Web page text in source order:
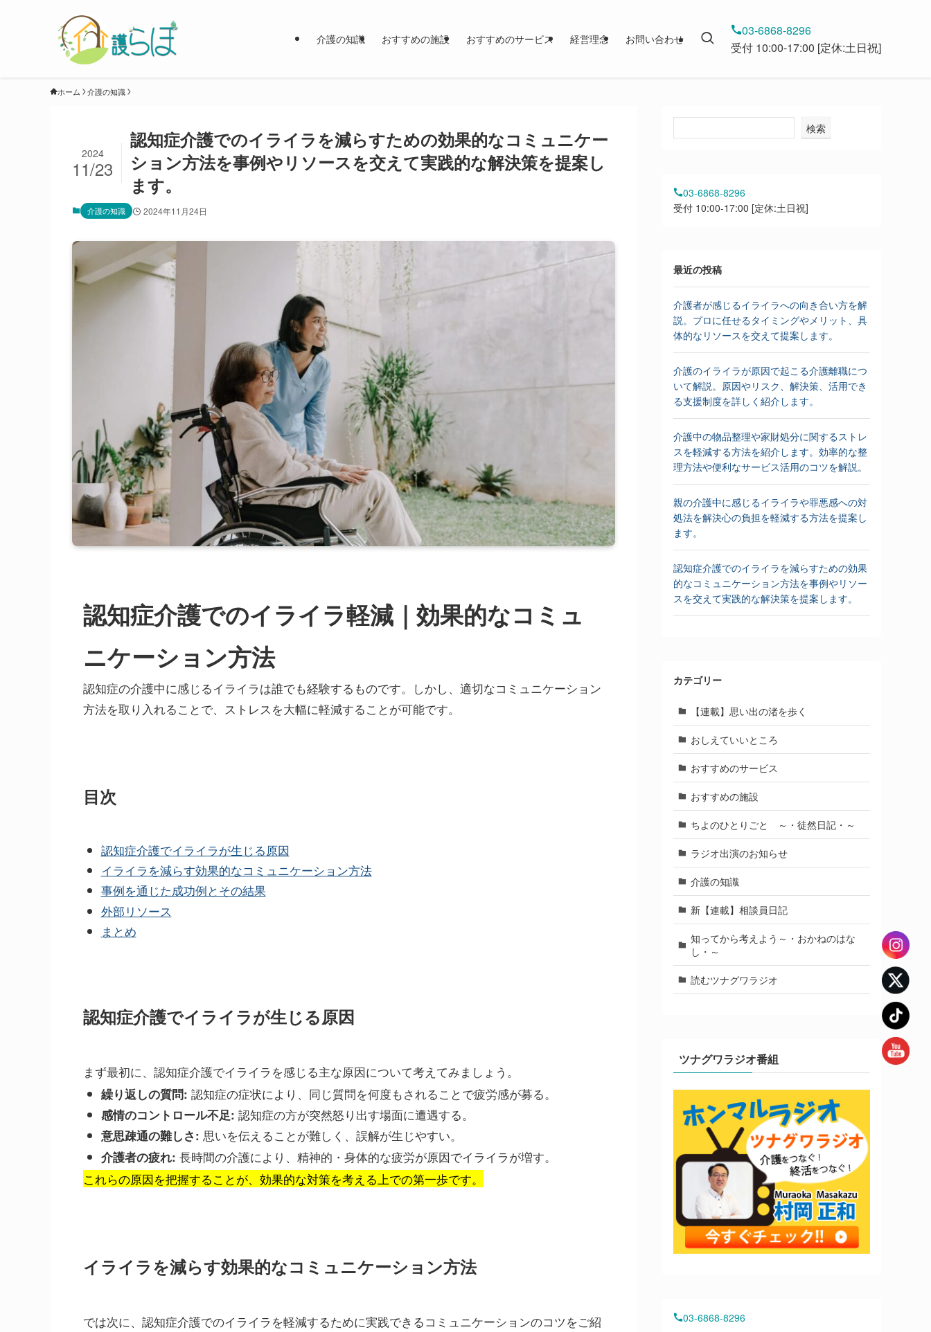
介護の知識 おすすめの施設 おすすめのサービス 経営理念 お問い合わせ
03-6868-8296
受付 10:00-17:00 [定休:土日祝]
ホーム 介護の知識
認知症介護でのイライラを減らすための効果的なコミュニケー
ション方法を事例やリソースを交えて実践的な解決策を提案し
ます。
2024
11/23
介護の知識 2024年11月24日
認知症介護でのイライラ軽減｜効果的なコミュ
ニケーション方法
認知症の介護中に感じるイライラは誰でも経験するものです。しかし、適切なコミュニケーション
方法を取り入れることで、ストレスを大幅に軽減することが可能です。
目次
認知症介護でイライラが生じる原因
イライラを減らす効果的なコミュニケーション方法
事例を通じた成功例とその結果
外部リソース
まとめ
認知症介護でイライラが生じる原因
まず最初に、認知症介護でイライラを感じる主な原因について考えてみましょう。
繰り返しの質問: 認知症の症状により、同じ質問を何度もされることで疲労感が募る。
感情のコントロール不足: 認知症の方が突然怒り出す場面に遭遇する。
意思疎通の難しさ: 思いを伝えることが難しく、誤解が生じやすい。
介護者の疲れ: 長時間の介護により、精神的・身体的な疲労が原因でイライラが増す。
これらの原因を把握することが、効果的な対策を考える上での第一歩です。
イライラを減らす効果的なコミュニケーション方法
では次に、認知症介護でのイライラを軽減するために実践できるコミュニケーションのコツをご紹
検索
03-6868-8296
受付 10:00-17:00 [定休:土日祝]
最近の投稿
介護者が感じるイライラへの向き合い方を解
説。プロに任せるタイミングやメリット、具
体的なリソースを交えて提案します。
介護のイライラが原因で起こる介護離職につ
いて解説。原因やリスク、解決策、活用でき
る支援制度を詳しく紹介します。
介護中の物品整理や家財処分に関するストレ
スを軽減する方法を紹介します。効率的な整
理方法や便利なサービス活用のコツを解説。
親の介護中に感じるイライラや罪悪感への対
処法を解決心の負担を軽減する方法を提案し
ます。
認知症介護でのイライラを減らすための効果
的なコミュニケーション方法を事例やリソー
スを交えて実践的な解決策を提案します。
カテゴリー
【連載】思い出の渚を歩く
おしえていいところ
おすすめのサービス
おすすめの施設
ちよのひとりごと ～・徒然日記・～
ラジオ出演のお知らせ
介護の知識
新【連載】相談員日記
知ってから考えよう～・おかねのはな
し・～
読むツナグワラジオ
ツナグワラジオ番組
03-6868-8296